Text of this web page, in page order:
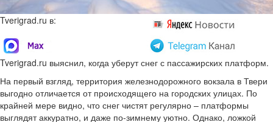
Tverigrad.ru в:
Tverigrad.ru выяснил, когда уберут снег с пассажирских платформ.
На первый взгляд, территория железнодорожного вокзала в Твери
выгодно отличается от происходящего на городских улицах. По
крайней мере видно, что снег чистят регулярно – платформы
выглядят аккуратно, и даже по-зимнему уютно. Однако, ложкой